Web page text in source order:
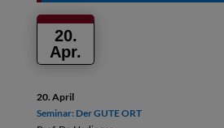
20.
Apr.
20. April
Seminar: Der GUTE ORT